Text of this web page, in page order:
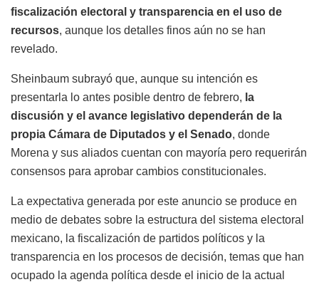
fiscalización electoral y transparencia en el uso de
recursos, aunque los detalles finos aún no se han
revelado.
Sheinbaum subrayó que, aunque su intención es
presentarla lo antes posible dentro de febrero, la
discusión y el avance legislativo dependerán de la
propia Cámara de Diputados y el Senado, donde
Morena y sus aliados cuentan con mayoría pero requerirán
consensos para aprobar cambios constitucionales.
La expectativa generada por este anuncio se produce en
medio de debates sobre la estructura del sistema electoral
mexicano, la fiscalización de partidos políticos y la
transparencia en los procesos de decisión, temas que han
ocupado la agenda política desde el inicio de la actual